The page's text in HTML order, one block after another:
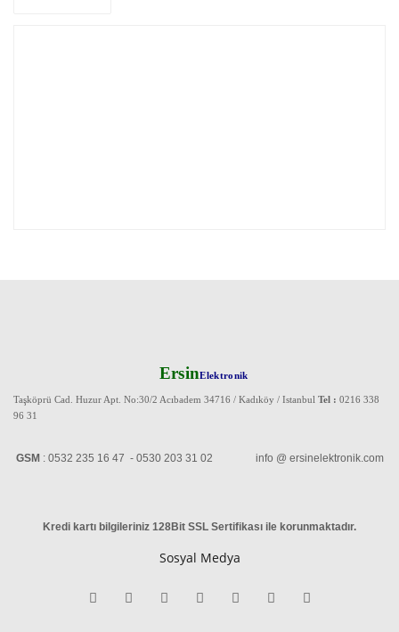
ErsinElektronik
Taşköprü Cad. Huzur Apt. No:30/2 Acıbadem 34716 / Kadıköy / Istanbul Tel : 0216 338
96 31
GSM : 0532 235 16 47 - 0530 203 31 02 info @ ersinelektronik.com
Kredi kartı bilgileriniz 128Bit SSL Sertifikası ile korunmaktadır.
Sosyal Medya